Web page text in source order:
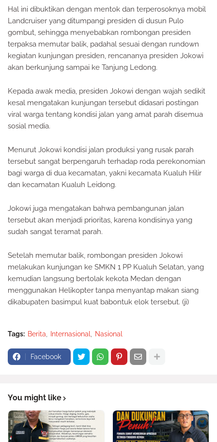
Hal ini dibuktikan dengan mentok dan terperosoknya mobil
Landcruiser yang ditumpangi presiden di dusun Pulo
gombut, sehingga menyebabkan rombongan presiden
terpaksa memutar balik, padahal sesuai dengan rundown
kegiatan kunjungan presiden, rencananya presiden Jokowi
akan berkunjung sampai ke Tanjung Ledong.
Kepada awak media, presiden Jokowi dengan wajah sedikit
kesal mengatakan kunjungan tersebut didasari postingan
viral warga tentang kondisi jalan yang amat parah disemua
sosial media.
Menurut Jokowi kondisi jalan produksi yang rusak parah
tersebut sangat berpengaruh terhadap roda perekonomian
bagi warga di dua kecamatan, yakni kecamata Kualuh Hilir
dan kecamatan Kualuh Leidong.
Jokowi juga mengatakan bahwa pembangunan jalan
tersebut akan menjadi prioritas, karena kondisinya yang
sudah sangat teramat parah.
Setelah memutar balik, rombongan presiden Jokowi
melakukan kunjungan ke SMKN 1 PP Kualuh Selatan, yang
kemudian langsung bertolak kekota Medan dengan
menggunakan Helikopter tanpa menyantap makan siang
dikabupaten basimpul kuat babontuk elok tersebut. (ji)
Tags: Berita Internasional Nasional
Facebook
You might like